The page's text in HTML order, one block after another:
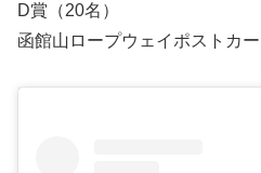
D賞（20名）
函館山ロープウェイポストカー